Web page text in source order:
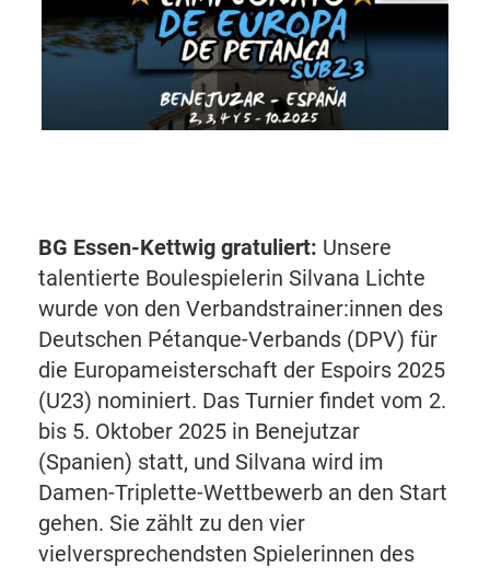
BG Essen-Kettwig gratuliert: Unsere
talentierte Boulespielerin Silvana Lichte
wurde von den Verbandstrainer:innen des
Deutschen Pétanque-Verbands (DPV) für
die Europameisterschaft der Espoirs 2025
(U23) nominiert. Das Turnier findet vom 2.
bis 5. Oktober 2025 in Benejutzar
(Spanien) statt, und Silvana wird im
Damen-Triplette-Wettbewerb an den Start
gehen. Sie zählt zu den vier
vielversprechendsten Spielerinnen des